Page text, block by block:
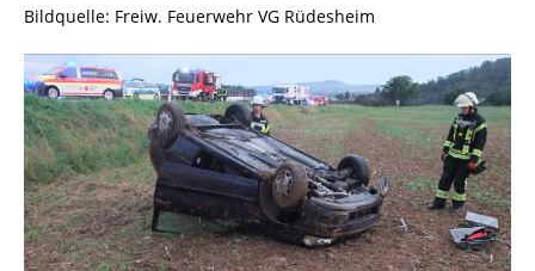
Bildquelle: Freiw. Feuerwehr VG Rüdesheim